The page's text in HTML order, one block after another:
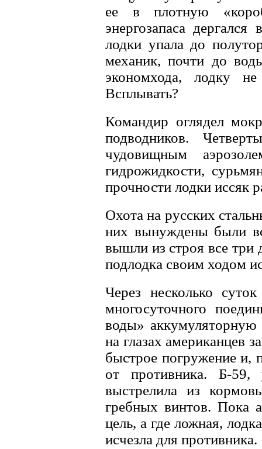
ее в плотную
энергозапаса
лодки упала до
механик, почти до
экономхода, лодку
Всплывать?
Командир оглядел
подводников.
чудовищным
гидрожидкости,
прочности лодки иссяк
Охота на русских
них вынуждены были
вышли из строя все три
подлодка своим ходом
Через несколько
многосуточного
воды» аккумуляторную
на глазах американцев
быстрое погружение и,
от противника. Б-59,
выстрелила из
гребных винтов. Пока
цель, а где ложная,
исчезла для противника.